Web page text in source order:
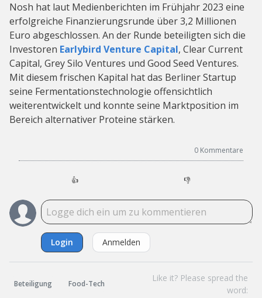
Nosh hat laut Medienberichten im Frühjahr 2023 eine
erfolgreiche Finanzierungsrunde über 3,2 Millionen
Euro abgeschlossen. An der Runde beteiligten sich die
Investoren Earlybird Venture Capital, Clear Current
Capital, Grey Silo Ventures und Good Seed Ventures.
Mit diesem frischen Kapital hat das Berliner Startup
seine Fermentationstechnologie offensichtlich
weiterentwickelt und konnte seine Marktposition im
Bereich alternativer Proteine stärken.
0 Kommentare
👍 👎
Login Anmelden
Beteiligung Food-Tech
Like it? Please spread the
word: